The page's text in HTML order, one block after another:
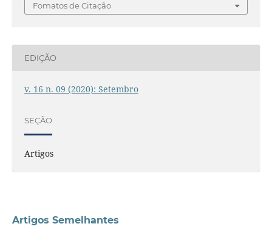
Fomatos de Citação
EDIÇÃO
v. 16 n. 09 (2020): Setembro
SEÇÃO
Artigos
Artigos Semelhantes